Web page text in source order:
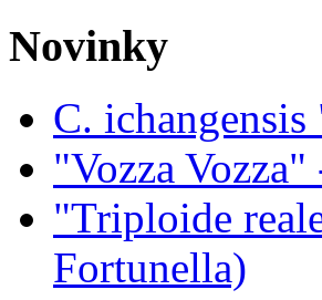
Novinky
C.
"Vozza
"Triploide
Fortunella)